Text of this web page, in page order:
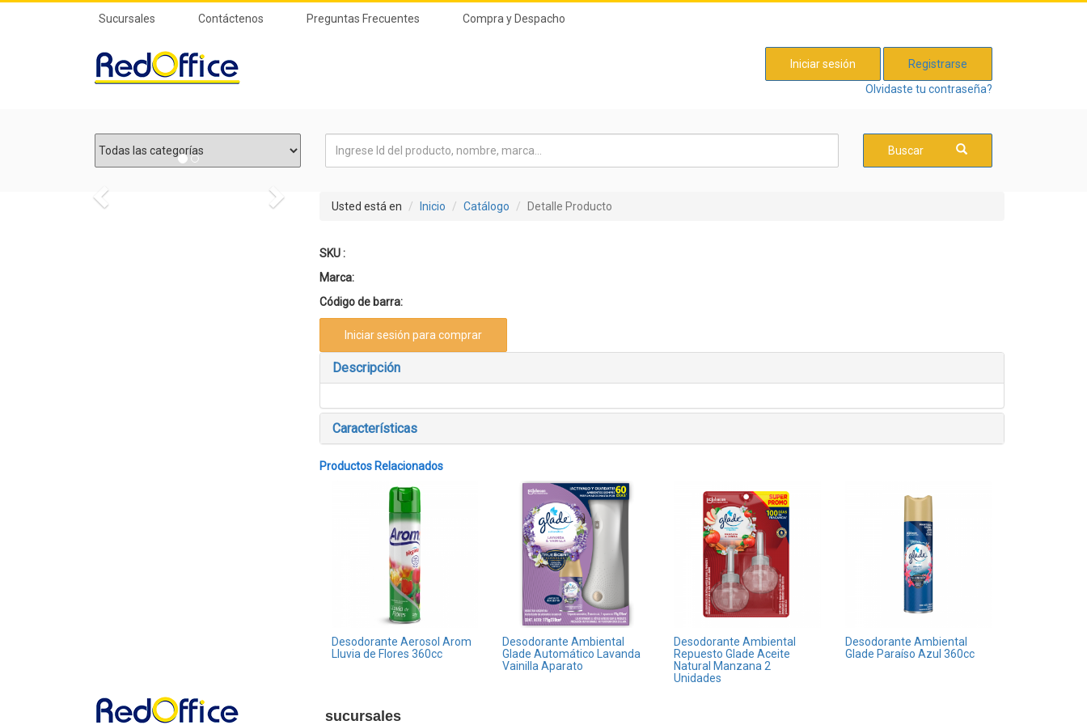
Sucursales Contáctenos Preguntas Frecuentes Compra y Despacho
Iniciar sesión
Registrarse
Olvidaste tu contraseña?
Buscar
Previous Next Usted está en Inicio Catálogo Detalle Producto
SKU :
Marca:
Código de barra:
Iniciar sesión para comprar
Descripción
Características
Productos Relacionados
Desodorante Aerosol Arom
Lluvia de Flores 360cc
Desodorante Ambiental
Glade Automático Lavanda
Vainilla Aparato
Desodorante Ambiental
Repuesto Glade Aceite
Natural Manzana 2
Unidades
Desodorante Ambiental
Glade Paraíso Azul 360cc
sucursales